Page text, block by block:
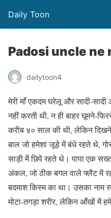
Daily Toon
Padosi uncle ne
dailytoon4
मेरी माँ एकदम घरेलू और सादी-
नहीं करती थी, न ही बाहर घूमने-
करीब ४० साल की थी, लेकिन
बाल जो हमेशा जूड़े में बंधे रहते थे,
साड़ी में छिपे रहते थे। पापा एक
अंकल, जो ठीक बगल वाले फ्लैट में
बदमाश किस्म का था। उसका
मोटा-तगड़ा शरीर, लेकिन आँखों में